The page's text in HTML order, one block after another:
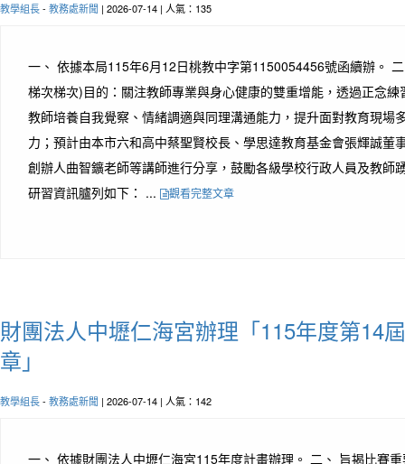
教學組長- 教務處新聞 | 2026-07-14 | 人氣：135
一、 依據本局115年6月12日桃教中字第1150054456號函續辦。
梯次梯次)目的：關注教師專業與身心健康的雙重增能，透過正念
教師培養自我覺察、情緒調適與同理溝通能力，提升面對教育現場
力；預計由本市六和高中蔡聖賢校長、學思達教育基金會張輝誠董
創辦人曲智鑛老師等講師進行分享，鼓勵各級學校行政人員及教師
研習資訊臚列如下： ...
觀看完整文章
財團法人中壢仁海宮辦理「115年度第14
章」
教學組長- 教務處新聞 | 2026-07-14 | 人氣：142
一、 依據財團法人中壢仁海宮115年度計畫辦理。 二、 旨揭比賽